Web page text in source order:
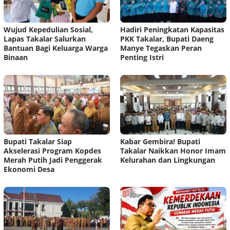
Wujud Kepedulian Sosial,
Lapas Takalar Salurkan
Bantuan Bagi Keluarga Warga
Binaan
Hadiri Peningkatan Kapasitas
PKK Takalar, Bupati Daeng
Manye Tegaskan Peran
Penting Istri
Bupati Takalar Siap
Akselerasi Program Kopdes
Merah Putih Jadi Penggerak
Ekonomi Desa
Kabar Gembira! Bupati
Takalar Naikkan Honor Imam
Kelurahan dan Lingkungan